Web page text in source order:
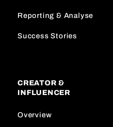
Reporting & Analyse
Success Stories
CREATOR &
INFLUENCER
Overview